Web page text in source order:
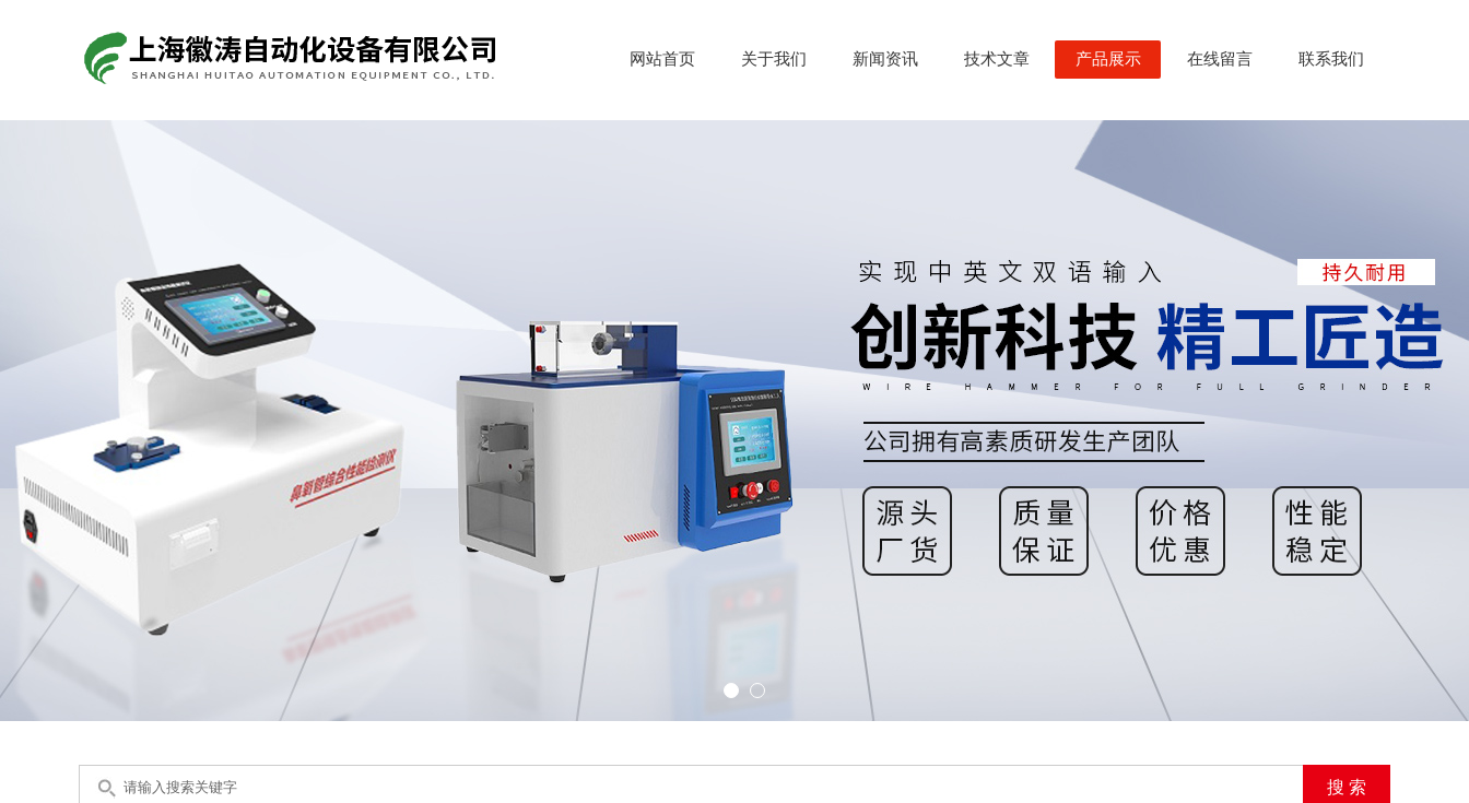
网站首页 关于我们 新闻资讯 技术文章 产品展示 在线留言 联系我们